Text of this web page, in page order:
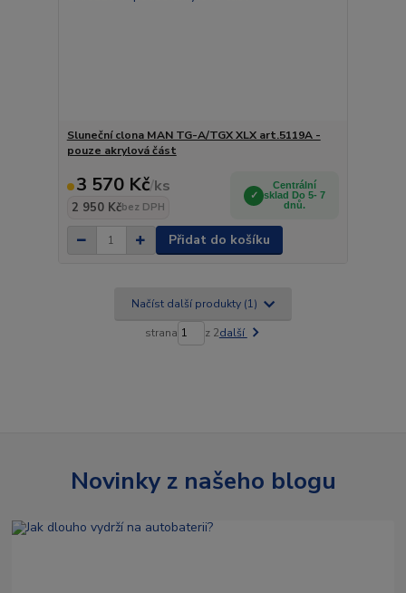
Sluneční clona MAN TG-A/TGX XLX art.5119A -
pouze akrylová část
3 570 Kč/ks
2 950 Kčbez DPH
Centrální
sklad Do 5- 7
dnů.
Přidat do košíku
Načíst další produkty (1)
strana z 2další
Novinky z našeho blogu